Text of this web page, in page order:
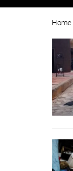
Home